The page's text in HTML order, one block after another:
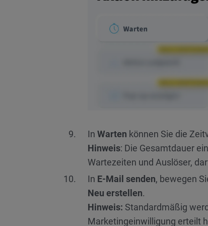
In Warten können Sie die
Hinweis: Die Gesamtdauer
Wartezeiten und Auslöser,
In E-Mail senden, bewegen
Neu erstellen.
Hinweis: Standardmäßig
Marketingeinwilligung erteilt